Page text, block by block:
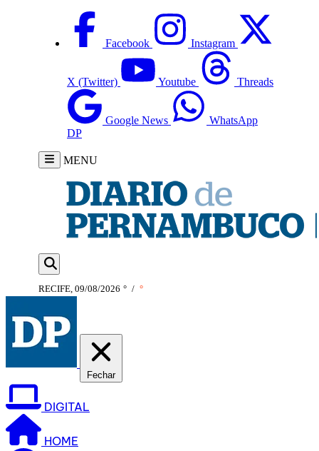
Facebook Instagram
X (Twitter) Youtube Threads
Google News
WhatsApp
DP
MENU
RECIFE, 09/08/2026 ° / °
Fechar
DIGITAL
HOME